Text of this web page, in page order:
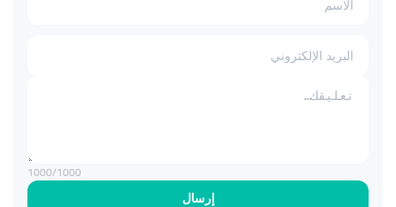
إرسال
1000/1000